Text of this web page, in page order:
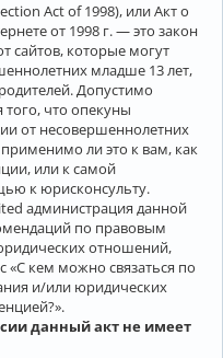
Act of 1998), или Акт о
от 1998 г. — это закон
сайтов, которые могут
младше 13 лет,
Допустимо
что опекуны
от несовершеннолетних
ли это к вам, как
или к самой
к юрисконсульту.
администрация данной
по правовым
отношений,
«С кем можно связаться по
и/или юридических
данный акт не имеет